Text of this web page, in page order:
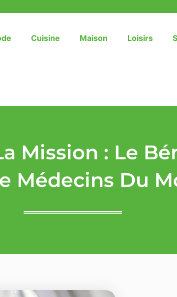
Cuisine Maison Loisirs
Mission : Le
Médecins Du